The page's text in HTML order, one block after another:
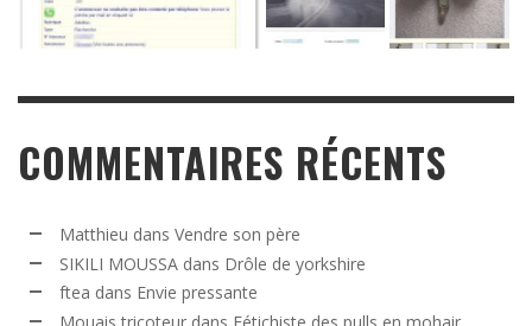
COMMENTAIRES RÉCENTS
Matthieu dans Vendre son père
SIKILI MOUSSA dans Drôle de yorkshire
ftea dans Envie pressante